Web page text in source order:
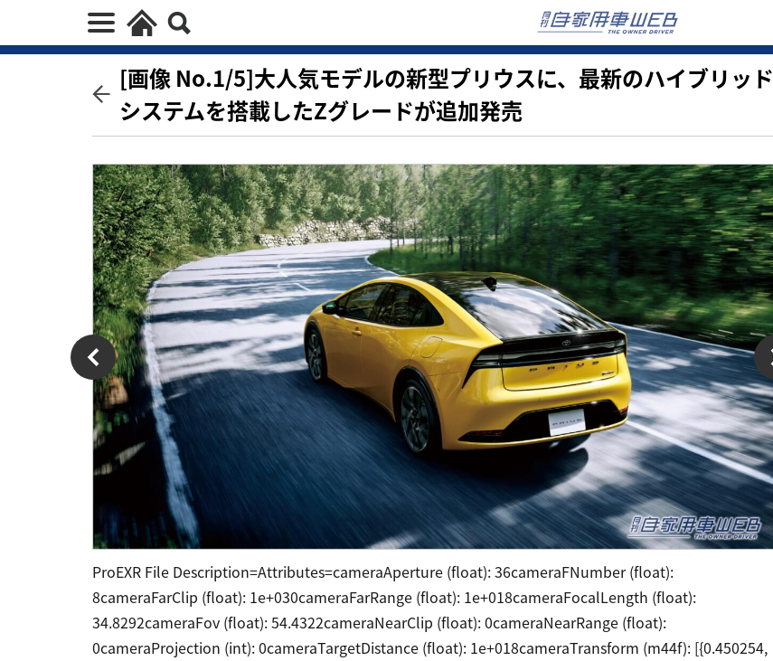
[画像 No.1/5]大人気モデルの新型プリウスに、最新のハイブリッド
システムを搭載したZグレードが追加発売
ProEXR File Description=Attributes=cameraAperture (float): 36cameraFNumber (float):
8cameraFarClip (float): 1e+030cameraFarRange (float): 1e+018cameraFocalLength (float):
34.8292cameraFov (float): 54.4322cameraNearClip (float): 0cameraNearRange (float):
0cameraProjection (int): 0cameraTargetDistance (float): 1e+018cameraTransform (m44f): [{0.450254,